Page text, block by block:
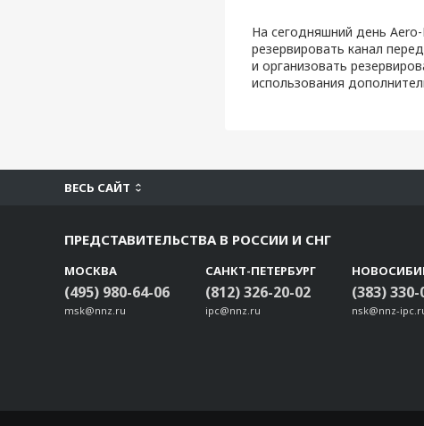
На сегодняшний день
резервировать канал
и организовать
использования
ВЕСЬ САЙТ
ПРЕДСТАВИТЕЛЬСТВА В РОССИИ И СНГ
МОСКВА
(495) 980-64-06
msk@nnz.ru
САНКТ-ПЕТЕРБУРГ
(812) 326-20-02
ipc@nnz.ru
(383) 330-
nsk@nnz-